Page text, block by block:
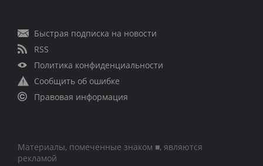
Быстрая подписка на новости
RSS
Политика конфиденциальности
Сообщить об ошибке
Правовая информация
Материалы, помеченные знаком ■, являются
рекламой